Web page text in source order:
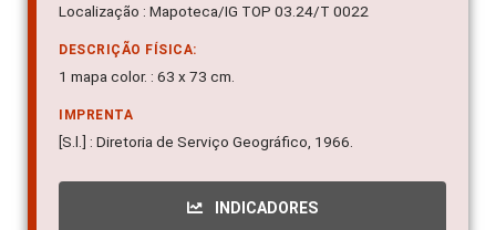
Localização : Mapoteca/IG TOP 03.24/T 0022
DESCRIÇÃO FÍSICA:
1 mapa color. : 63 x 73 cm.
IMPRENTA
[S.l.] : Diretoria de Serviço Geográfico, 1966.
INDICADORES